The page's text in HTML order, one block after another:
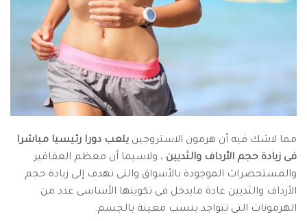
مما لاشك فيه أن هرمون الاستروجين يلعب دورا رئيسيا مباشرا
فى زيادة حجم الأرداف والثديين ، ولاسيما أن معظم العقاقير
والمستحضرات الموجودة بالأسواق والتى تهدف إلى زيادة حجم
الأرداف والثديين عادة مايدخل فى تكوينها الأساسى عدد من
الهرمونات التى تتواجد بنسب معينة بالجسم.